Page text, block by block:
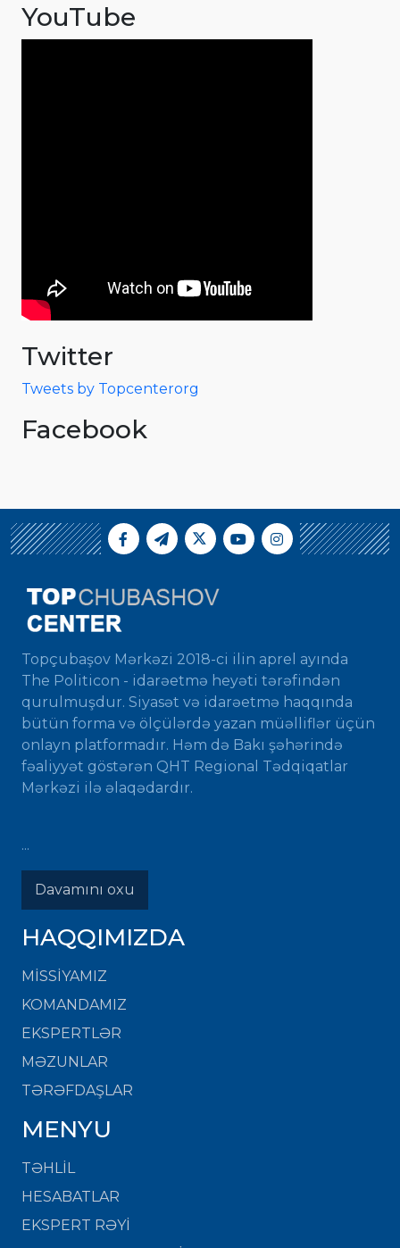
YouTube
Twitter
Tweets by Topcenterorg
Facebook
Topçubaşov Mərkəzi 2018-ci ilin aprel ayında
The Politicon - idarəetmə heyəti tərəfindən
qurulmuşdur. Siyasət və idarəetmə haqqında
bütün forma və ölçülərdə yazan müəlliflər üçün
onlayn platformadır. Həm də Bakı şəhərində
fəaliyyət göstərən QHT Regional Tədqiqatlar
Mərkəzi ilə əlaqədardır.
...
Davamını oxu
HAQQIMIZDA
MISSIYAMIZ
KOMANDAMIZ
EKSPERTLƏR
MƏZUNLAR
TƏRƏFDAŞLAR
MENYU
TƏHLİL
HESABATLAR
EKSPERT RƏYİ